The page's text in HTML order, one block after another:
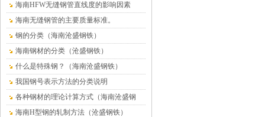
海南HFW无缝钢管直线度的影响因素
海南无缝钢管的主要质量标准。
钢的分类（海南沧盛钢铁）
海南钢材的分类（沧盛钢铁）
什么是特殊钢？（海南沧盛钢铁）
我国钢号表示方法的分类说明
各种钢材的理论计算方式（海南沧盛钢
铁）
海南H型钢的轧制方法（沧盛钢铁）